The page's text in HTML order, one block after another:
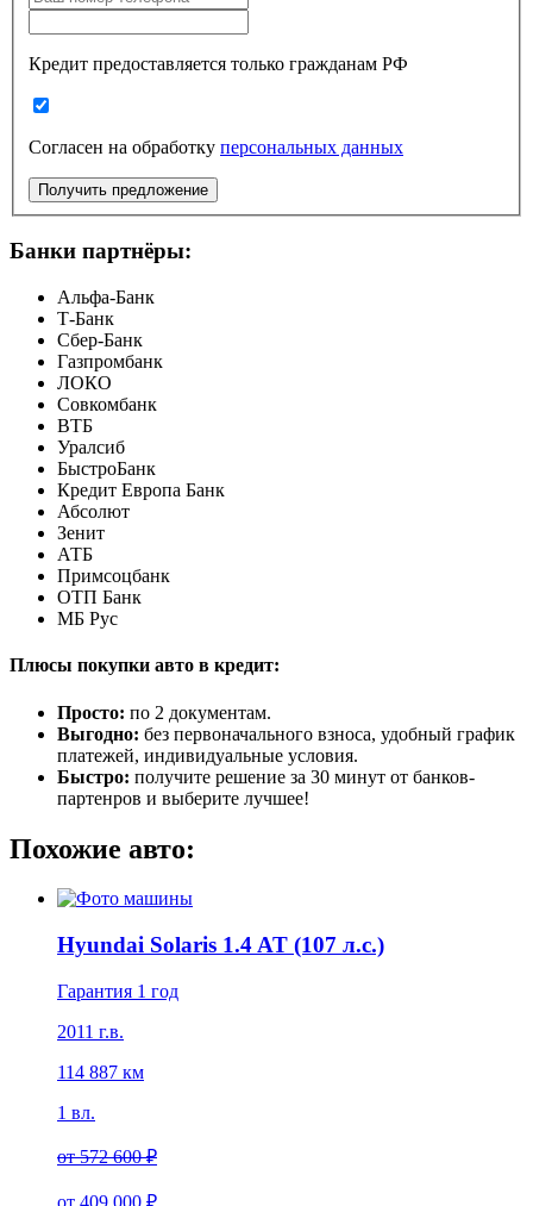
Кредит предоставляется только гражданам РФ
Согласен на обработку персональных данных
Получить предложение
Банки партнёры:
Альфа-Банк
Т-Банк
Сбер-Банк
Газпромбанк
ЛОКО
Совкомбанк
ВТБ
Уралсиб
БыстроБанк
Кредит Европа Банк
Абсолют
Зенит
АТБ
Примсоцбанк
ОТП Банк
МБ Рус
Плюсы покупки авто в кредит:
Просто: по 2 документам.
Выгодно: без первоначального взноса, удобный график
платежей, индивидуальные условия.
Быстро: получите решение за 30 минут от банков-
партенров и выберите лучшее!
Похожие авто:
Hyundai Solaris 1.4 AT (107 л.с.)
Гарантия 1 год
2011 г.в.
114 887 км
1 вл.
от572 600 ₽
от 409 000 ₽